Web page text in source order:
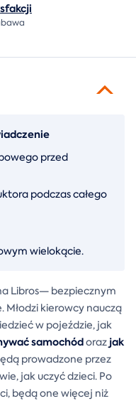
przed
podczas całego
wielokącie.
Libros— bezpiecznym
kierowcy nauczą
w pojeździe, jak
samochódoraz jak
prowadzone przez
jak uczyć dzieci. Po
będą one więcej niż